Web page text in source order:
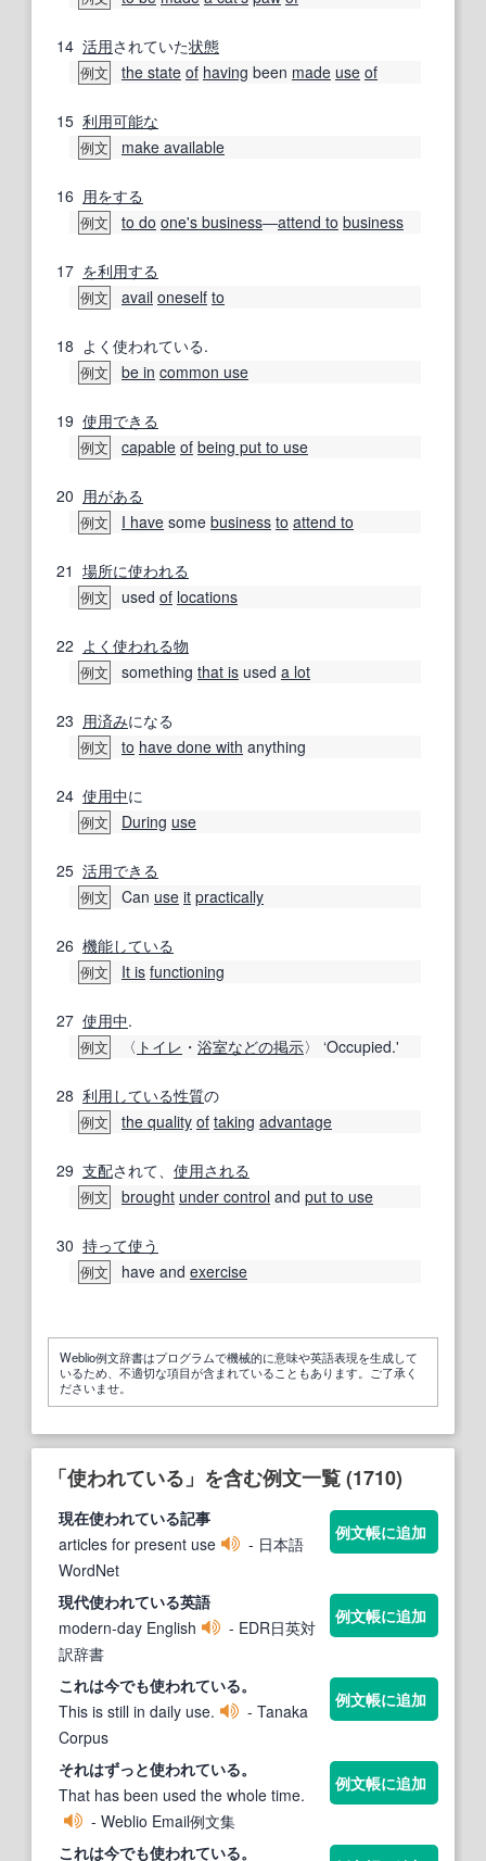
14 活用されていた状態
例文 the state of having been made use of
15 利用可能な
例文 make available
16 用をする
例文 to do one's business―attend to business
17 を利用する
例文 avail oneself to
18 よく使われている.
例文 be in common use
19 使用できる
例文 capable of being put to use
20 用がある
例文 I have some business to attend to
21 場所に使われる
例文 used of locations
22 よく使われる物
例文 something that is used a lot
23 用済みになる
例文 to have done with anything
24 使用中に
例文 During use
25 活用できる
例文 Can use it practically
26 機能している
例文 It is functioning
27 使用中.
例文 〈 トイレ ・ 浴室などの掲示〉 ‘Occupied.'
28 利用している性質の
例文 the quality of taking advantage
29 支配されて、 使用される
例文 brought under control and put to use
30 持って使う
例文 have and exercise
Weblio例文辞書はプログラムで機械的に意味や英語表現を生成して
いるため、不適切な項目が含まれていることもあります。ご了承く
ださいませ。
「使われている」を含む例文一覧 (1710)
現在使われている記事
articles for present use
- 日本語
WordNet
例文帳に追加
現代使われている英語
modern-day English
- EDR日英対
訳辞書
例文帳に追加
これは今でも使われている。
This is still in daily use.
- Tanaka
Corpus
例文帳に追加
それはずっと使われている。
That has been used the whole time.
- Weblio Email例文集
例文帳に追加
これは今でも使われている。